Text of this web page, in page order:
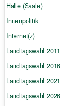
Halle (Saale)
Innenpolitik
Internet(z)
Landtagswahl 2011
Landtagswahl 2016
Landtagswahl 2021
Landtagswahl 2026